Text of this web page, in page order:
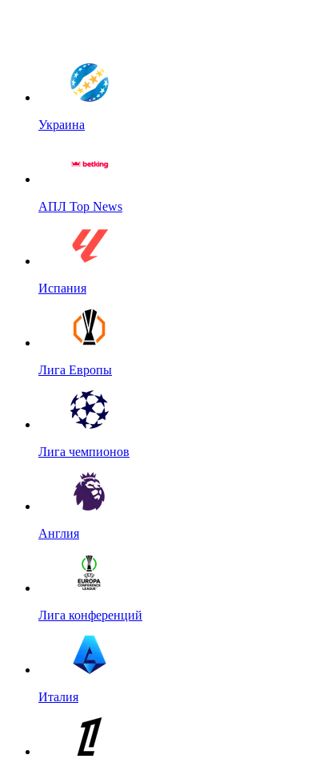
Украина
АПЛ Top News
Испания
Лига Европы
Лига чемпионов
Англия
Лига конференций
Италия